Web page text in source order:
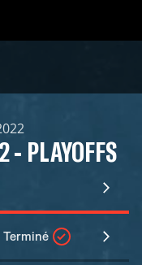
- PLAYOFFS
Terminé